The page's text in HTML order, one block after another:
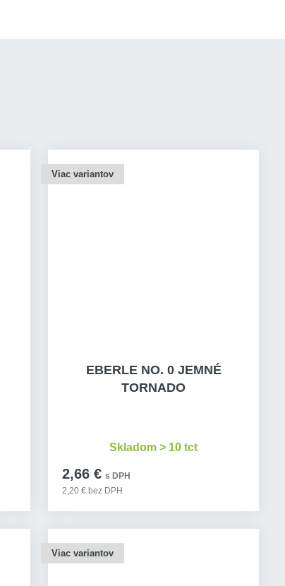
Viac variantov
EBERLE NO. 0 JEMNÉ
TORNADO
2,66 € s DPH
2,20 € bez DPH
Skladom > 10 tct
Viac variantov